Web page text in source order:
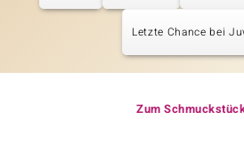
Letzte Chance bei
Zum